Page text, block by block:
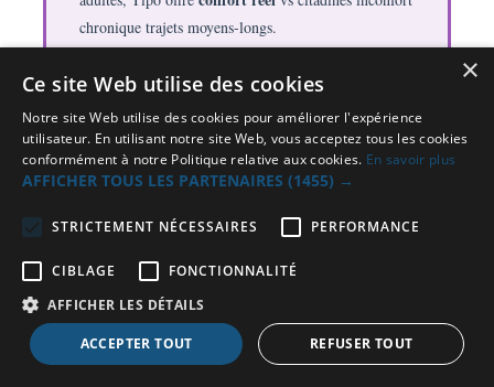
chronique trajets moyens-longs.
Trajets longs vacances confort decisive :
confort arriere citadine vs berline neglige trajets
courts quotidiens 10-20 minutes (ecole courses), mais
devient decisive trajets longsvacances 3-6 heures
route (Paris-Sud France, trajets inter-regionaux).
Adultes adolescents assis arriere citadine 4-5 heures
engourdies dos douloureux vs Tipo confort preserve
fatigue reduite. Pour familles partent regulierement
vacances longs trajets voiture, investissement Tipo
berline confortable vs citadine serree justifie
×
Ce site Web utilise des cookies
Notre site Web utilise des cookies pour améliorer l'expérience
utilisateur. En utilisant notre site Web, vous acceptez tous les cookies
conformément à notre Politique relative aux cookies. En savoir plus
AFFICHER TOUS LES PARTENAIRES (1455) →
STRICTEMENT NÉCESSAIRES PERFORMANCE
CIBLAGE
FONCTIONNALITÉ
AFFICHER LES DÉTAILS
ACCEPTER TOUT REFUSER TOUT